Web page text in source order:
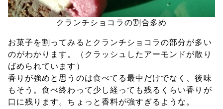
クランチショコラの割合多め
お菓子を割ってみるとクランチショコラの部分が多い
のがわかります。（クラッシュしたアーモンドが散り
ばめられています）
香りが強めと思うのは食べてる最中だけでなく、後味
もそう。食べ終わって少し経っても残るくらい香りが
口に残ります。ちょっと香料が強すぎるような。